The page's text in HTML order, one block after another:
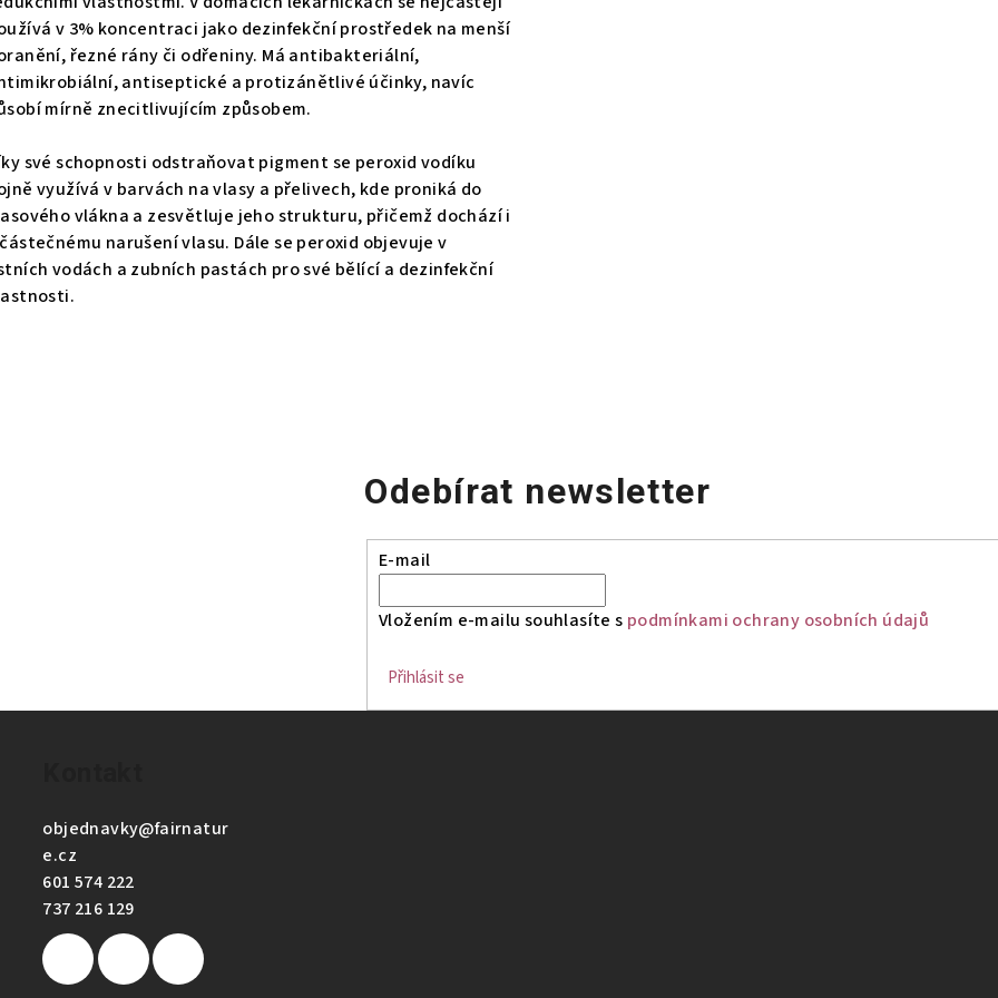
v 3% koncentraci jako dezinfekční prostředek na menší
řezné rány či odřeniny. Má antibakteriální,
antiseptické a protizánětlivé účinky, navíc
mírně znecitlivujícím způsobem.
své schopnosti odstraňovat pigment se peroxid vodíku
využívá v barvách na vlasy a přelivech, kde proniká do
vlákna a zesvětluje jeho strukturu, přičemž dochází i
narušení vlasu. Dále se peroxid objevuje v
vodách a zubních pastách pro své bělící a dezinfekční
Odebírat newsletter
E-mail
Vložením e-mailu souhlasíte s podmínkami ochrany osobních údajů
Přihlásit se
objednavky@fairnatur
e.cz
601 574 222
737 216 129